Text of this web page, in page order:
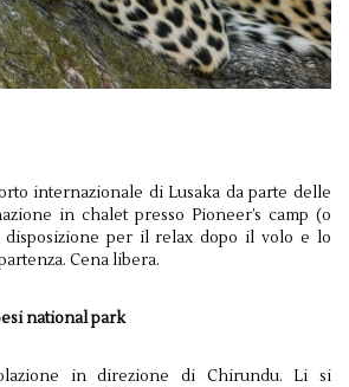
internazionale di Lusaka da parte delle
in chalet presso Pioneer’s camp (o
disposizione per il relax dopo il volo e lo
Cena libera.
national park
in direzione di Chirundu. Li si